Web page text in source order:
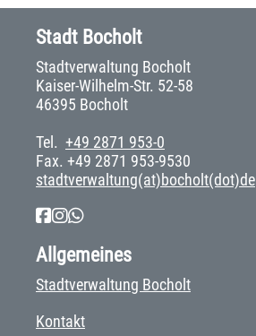
Stadt Bocholt
Stadtverwaltung Bocholt
Kaiser-Wilhelm-Str. 52-58
46395 Bocholt
Tel. +49 2871 953-0
Fax. +49 2871 953-9530
stadtverwaltung(at)bocholt(dot)de
Allgemeines
Stadtverwaltung Bocholt
Kontakt